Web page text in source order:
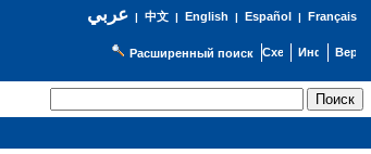
عربي| 中文| English | Español | Français
Расширенный поиск